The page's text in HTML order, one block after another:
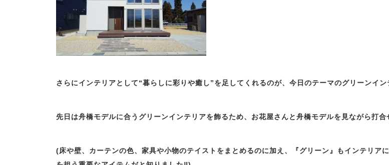
さらにインテリアとして“暮らしに彩りや癒し”を足してくれるのが、今日のテーマのグリーンイン
先日は舟橋モデルに合うグリーンインテリアを飾るため、お花屋さんと舟橋モデルを見ながら打合
(床や壁、カーテンの色、家具や小物のテイストをまとめるのに加え、『グリーン』もインテリア